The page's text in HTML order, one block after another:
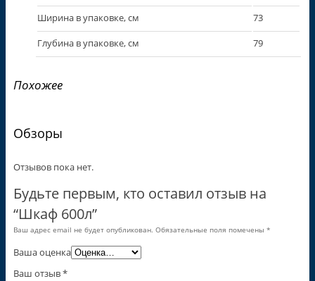
Ширина в упаковке, см
73
Глубина в упаковке, см
79
Похожее
Обзоры
Отзывов пока нет.
Будьте первым, кто оставил отзыв на
“Шкаф 600л”
Ваш адрес email не будет опубликован. Обязательные поля помечены *
Ваша оценка
Ваш отзыв*